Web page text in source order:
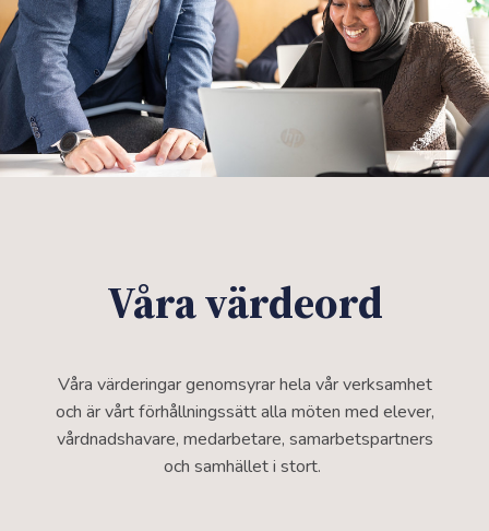
Våra värdeord
Våra värderingar genomsyrar hela vår verksamhet
och är vårt förhållningssätt alla möten med elever,
vårdnadshavare, medarbetare, samarbetspartners
och samhället i stort.